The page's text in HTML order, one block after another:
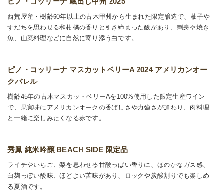
西荒屋産・樹齢60年以上の古木甲州から生まれた限定醸造で、柚子や
すだちを思わせる和柑橘の香りと引き締まった酸があり、刺身や焼き
魚、山菜料理などに自然に寄り添う白です。
ピノ・コッリーナ マスカットベリーA 2024 アメリカンオー
クバレル
樹齢45年の古木マスカットベリーAを100%使用した限定生産ワイン
で、果実味にアメリカンオークの香ばしさや力強さが加わり、肉料理
と一緒に楽しみたくなる赤です。
秀鳳 純米吟醸 BEACH SIDE 限定品
ライチやいちご、梨を思わせる甘酸っぱい香りに、ほのかなガス感、
白麹っぽい酸味、ほどよい苦味があり、ロックや炭酸割りでも楽しめ
る夏酒です。